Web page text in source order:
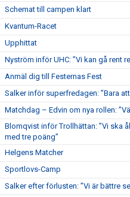
Schemat till campen klart
Kvantum-Racet
Upphittat
Nyström inför UHC: ”Vi kan gå rent
Anmäl dig till Festernas Fest
Salker inför superfredagen: ”Bara
Matchdag – Edvin om nya rollen:
Blomqvist inför Trollhättan: ”Vi ska
med tre poäng”
Helgens Matcher
Sportlovs-Camp
Salker efter förlusten: ”Vi är bättre